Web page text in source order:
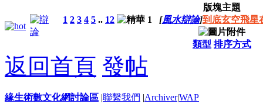
版塊主題
1 2 3 4 5 .. 12 [風水辯論]到底玄空飛星
類型 排序方式
返回首頁 發帖
緣生術數文化網討論區 |聯繫我們 |Archiver|WAP